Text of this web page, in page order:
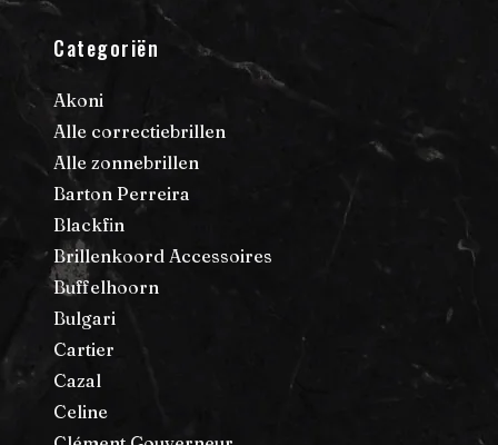
Categoriën
Akoni
Alle correctiebrillen
Alle zonnebrillen
Barton Perreira
Blackfin
Brillenkoord Accessoires
Buffelhoorn
Bulgari
Cartier
Cazal
Celine